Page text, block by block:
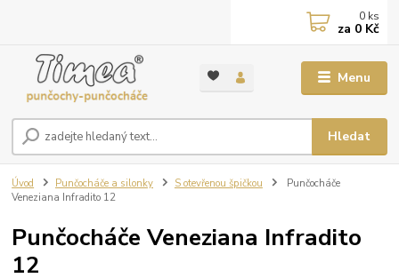
Menu
Hledat
0 ks
za 0 Kč
Úvod Punčocháče a silonky S otevřenou špičkou
Punčocháče
Veneziana Infradito 12
Punčocháče Veneziana Infradito
12